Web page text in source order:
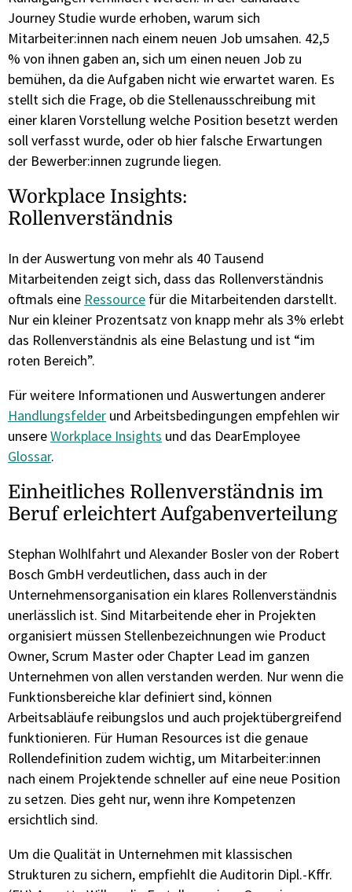
Journey Studie wurde erhoben, warum sich
Mitarbeiter:innen nach einem neuen Job umsahen. 42,5
% von ihnen gaben an, sich um einen neuen Job zu
bemühen, da die Aufgaben nicht wie erwartet waren. Es
stellt sich die Frage, ob die Stellenausschreibung mit
einer klaren Vorstellung welche Position besetzt werden
soll verfasst wurde, oder ob hier falsche Erwartungen
der Bewerber:innen zugrunde liegen.
Workplace Insights:
Rollenverständnis
In der Auswertung von mehr als 40 Tausend
Mitarbeitenden zeigt sich, dass das Rollenverständnis
oftmals eine Ressource für die Mitarbeitenden darstellt.
Nur ein kleiner Prozentsatz von knapp mehr als 3% erlebt
das Rollenverständnis als eine Belastung und ist “im
roten Bereich”.
Für weitere Informationen und Auswertungen anderer
Handlungsfelder und Arbeitsbedingungen empfehlen wir
unsereWorkplace Insights und das DearEmployee
Glossar.
Einheitliches Rollenverständnis im
Beruf erleichtert Aufgabenverteilung
Stephan Wolhlfahrt und Alexander Bosler von der Robert
Bosch GmbH verdeutlichen, dass auch in der
Unternehmensorganisation ein klares Rollenverständnis
unerlässlich ist. Sind Mitarbeitende eher in Projekten
organisiert müssen Stellenbezeichnungen wie Product
Owner, Scrum Master oder Chapter Lead im ganzen
Unternehmen von allen verstanden werden. Nur wenn die
Funktionsbereiche klar definiert sind, können
Arbeitsabläufe reibungslos und auch projektübergreifend
funktionieren. Für Human Resources ist die genaue
Rollendefinition zudem wichtig, um Mitarbeiter:innen
nach einem Projektende schneller auf eine neue Position
zu setzen. Dies geht nur, wenn ihre Kompetenzen
ersichtlich sind.
Um die Qualität in Unternehmen mit klassischen
Strukturen zu sichern, empfiehlt die Auditorin Dipl.-Kffr.